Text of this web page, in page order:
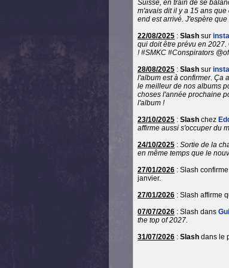
Suisse, en train de se
m'avais dit il y a 15 ans
end est arrivé. J'espère
22/08/2025 : Slash sur
qui doit être prévu en
! #SMKC #Conspirators
28/08/2025 : Slash sur
l'album est à confirmer. Ça
le meilleur de nos albums
choses l'année prochaine
l'album !
23/10/2025 : Slash chez
affirme aussi s'occuper du
24/10/2025 : Sortie de la
en même temps que le
27/01/2026 : Slash
janvier.
27/01/2026 : Slash affirme
07/07/2026 : Slash dans
the top of 2027.
31/07/2026 : Slash dans le